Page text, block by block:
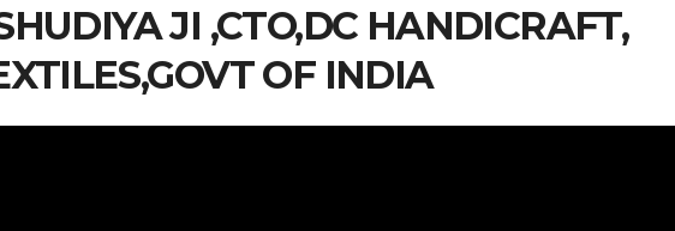
JI ,CTO,DC HANDICRAFT,
OF INDIA